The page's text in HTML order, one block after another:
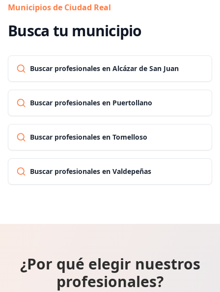
Municipios de Ciudad Real
Busca tu municipio
Buscar profesionales en Alcázar de San Juan
Buscar profesionales en Puertollano
Buscar profesionales en Tomelloso
Buscar profesionales en Valdepeñas
¿Por qué elegir nuestros
profesionales?